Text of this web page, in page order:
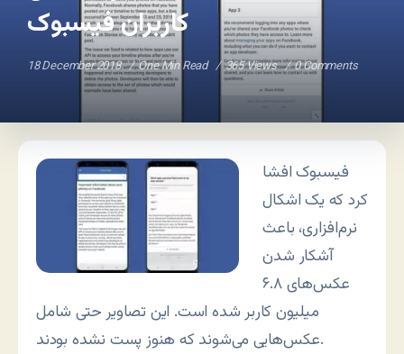
کاربران فیسبوک
18 December 2018 One Min Read 365 Views 0 Comments
فیسبوک افشا
کرد که یک اشکال
نرم‌افزاری، باعث
آشکار شدن
عکس‌های ۶.۸
میلیون کاربر شده است. این تصاویر حتی شامل
عکس‌هایی می‌شوند که هنوز پست نشده بودند.